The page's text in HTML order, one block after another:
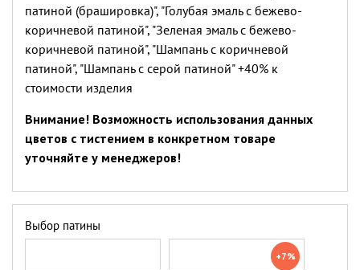
патиной (брашировка)", "Голубая эмаль с бежево-
коричневой патиной", "Зеленая эмаль с бежево-
коричневой патиной", "Шампань с коричневой
патиной", "Шампань с серой патиной" +40% к
стоимости изделия
Внимание! Возможность использования данных
цветов с тистением в конкретном товаре
уточняйте у менеджеров!
Выбор патины
+7%